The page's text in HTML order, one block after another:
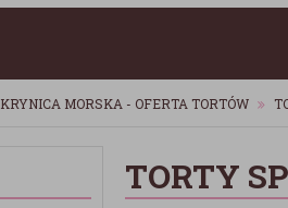
KRYNICA MORSKA - OFERTA TORTÓW
TORTY